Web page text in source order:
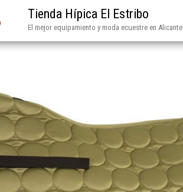
Tienda Hípica El Estribo
El mejor equipamiento y moda ecuestre en Alicante